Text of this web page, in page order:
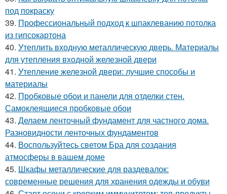
под покраску
39. Профессиональный подход к шпаклеванию потолка
из гипсокартона
40. Утеплить входную металлическую дверь. Материалы
для утепления входной железной двери
41. Утепление железной двери: лучшие способы и
материалы
42. Пробковые обои и панели для отделки стен.
Самоклеящиеся пробковые обои
43. Делаем ленточный фундамент для частного дома.
Разновидности ленточных фундаментов
44. Воспользуйтесь светом Бра для создания
атмосферы в вашем доме
45. Шкафы металлические для раздевалок:
современные решения для хранения одежды и обуви